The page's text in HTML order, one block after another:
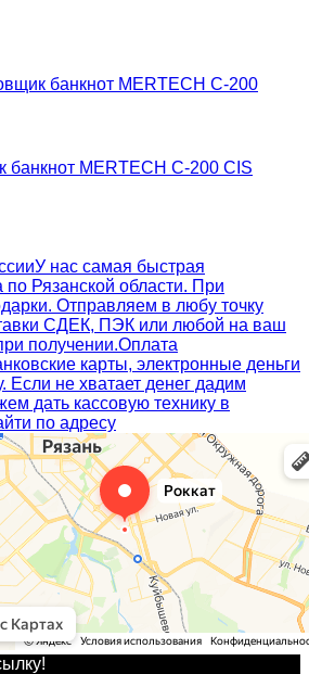
банкнот MERTECH C-200 CIS
У нас самая быстрая
по Рязанской области. При
Отправляем в любу точку
СДЕК, ПЭК или любой на ваш
получении.Оплата
карты, электронные деньги
Если не хватает денег дадим
дать кассовую технику в
по адресу